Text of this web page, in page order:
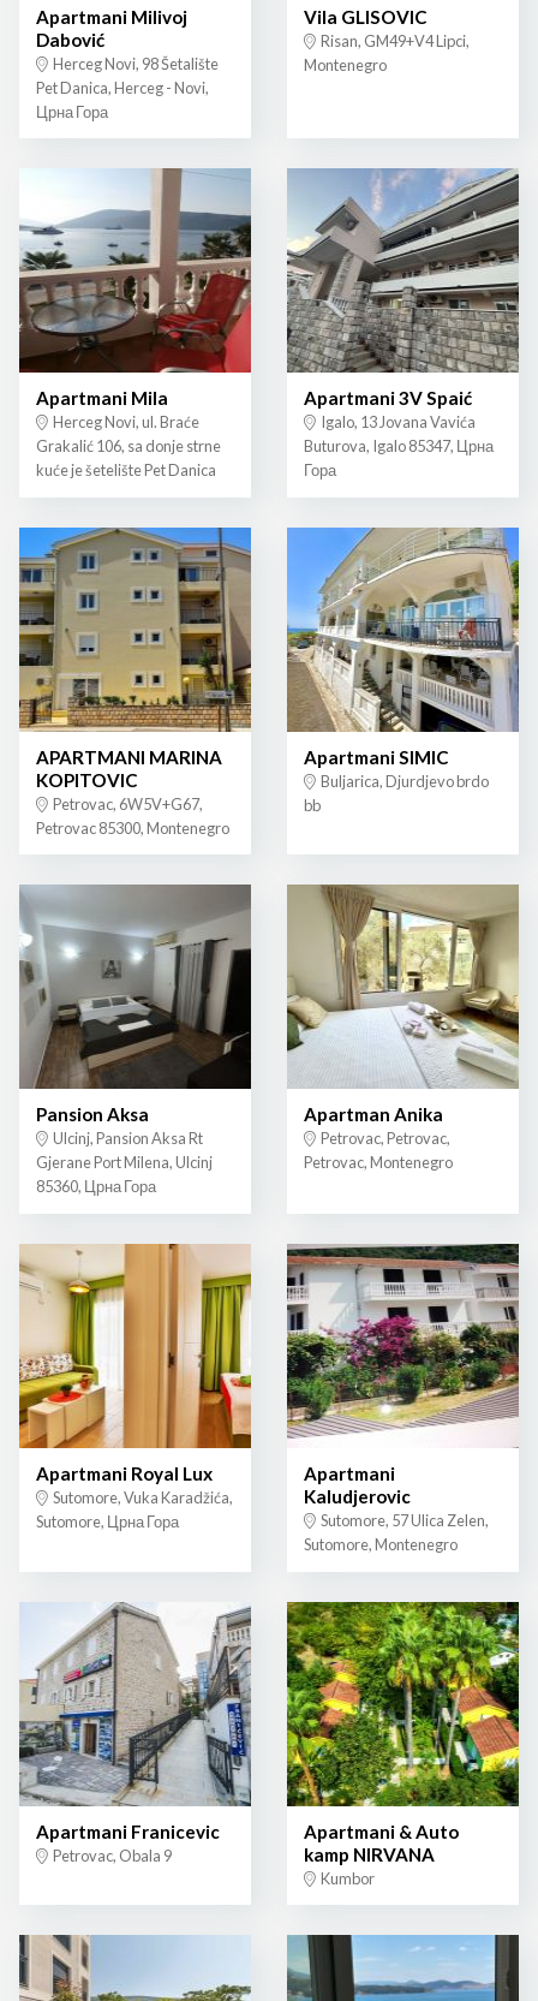
Apartmani Milivoj
Dabović
Herceg Novi, 98 Šetalište
Pet Danica, Herceg - Novi,
Црна Гора
Vila GLISOVIC
Risan, GM49+V4 Lipci,
Montenegro
Apartmani Mila
Herceg Novi, ul. Braće
Grakalić 106, sa donje strne
kuće je šetelište Pet Danica
Apartmani 3V Spaić
Igalo, 13 Jovana Vavića
Buturova, Igalo 85347, Црна
Гора
APARTMANI MARINA
KOPITOVIC
Petrovac, 6W5V+G67,
Petrovac 85300, Montenegro
Apartmani SIMIC
Buljarica, Djurdjevo brdo
bb
Pansion Aksa
Ulcinj, Pansion Aksa Rt
Gjerane Port Milena, Ulcinj
85360, Црна Гора
Apartman Anika
Petrovac, Petrovac,
Petrovac, Montenegro
Apartmani Royal Lux
Sutomore, Vuka Karadžića,
Sutomore, Црна Гора
Apartmani
Kaludjerovic
Sutomore, 57 Ulica Zelen,
Sutomore, Montenegro
Apartmani Franicevic
Petrovac, Obala 9
Apartmani & Auto
kamp NIRVANA
Kumbor